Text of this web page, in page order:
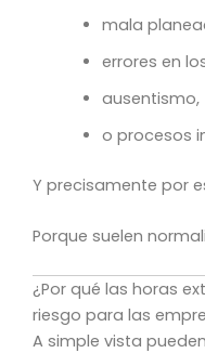
mala
errores en
ausentismo,
o procesos
Y precisamente por
Porque suelen
¿Por qué las horas
riesgo para las
A simple vista